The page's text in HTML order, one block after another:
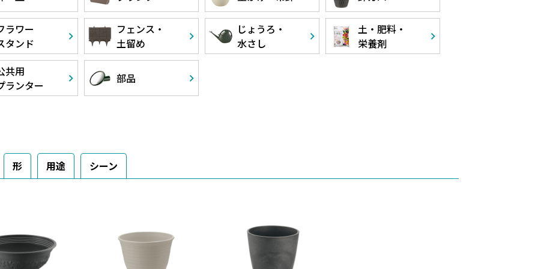
ラワー
タンド
フェンス・
土留め
じょうろ・
水さし
土・肥料・
栄養剤
共用
ランター
部品
形 用途 シーン